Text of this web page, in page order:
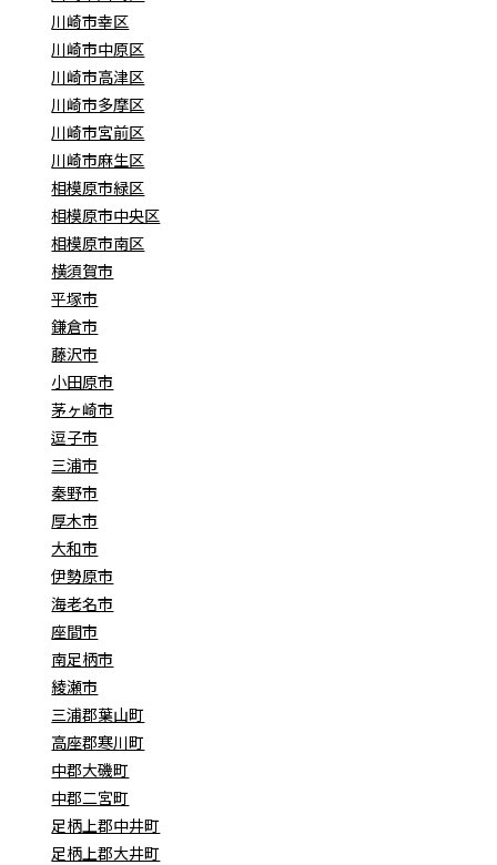
川崎市幸区
川崎市中原区
川崎市高津区
川崎市多摩区
川崎市宮前区
川崎市麻生区
相模原市緑区
相模原市中央区
相模原市南区
横須賀市
平塚市
鎌倉市
藤沢市
小田原市
茅ヶ崎市
逗子市
三浦市
秦野市
厚木市
大和市
伊勢原市
海老名市
座間市
南足柄市
綾瀬市
三浦郡葉山町
高座郡寒川町
中郡大磯町
中郡二宮町
足柄上郡中井町
足柄上郡大井町